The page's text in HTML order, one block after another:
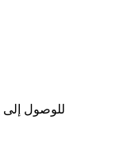
للوصول إلى